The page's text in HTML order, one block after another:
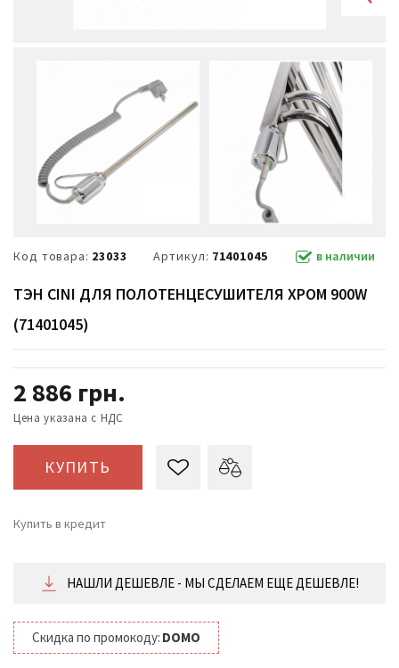
Код товара: 23033 Артикул: 71401045 в наличии
ТЭН CINI ДЛЯ ПОЛОТЕНЦЕСУШИТЕЛЯ ХРОМ 900W
(71401045)
2 886 грн.
Цена указана с НДС
КУПИТЬ
Купить в кредит
от 120 ₴/месяц
НАШЛИ ДЕШЕВЛЕ - МЫ СДЕЛАЕМ ЕЩЕ ДЕШЕВЛЕ!
Скидка по промокоду: DOMO